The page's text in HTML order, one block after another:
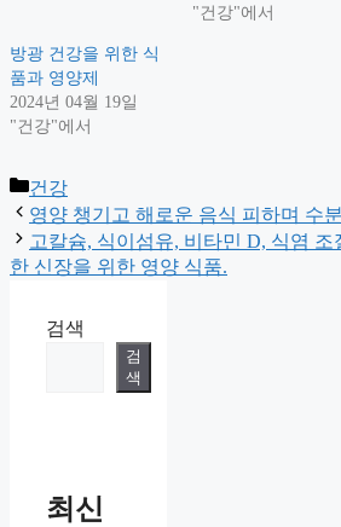
"건강"에서
방광 건강을 위한 식
품과 영양제
2024년 04월 19일
"건강"에서
Categories
건강
영양 챙기고 해로운 음식 피하며 수
고칼슘, 식이섬유, 비타민 D, 식염
한 신장을 위한 영양 식품.
검색
검
색
최신